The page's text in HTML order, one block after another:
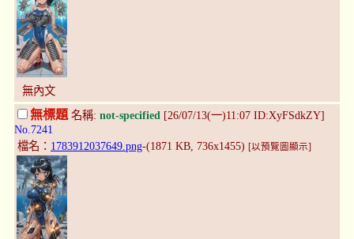
無內文
無標題 名稱: not-specified [26/07/13(一)11:07 ID:XyFSdkZY]
No.7241
檔名： 1783912037649.png-(1871 KB, 736x1455) [以預覽圖顯示]